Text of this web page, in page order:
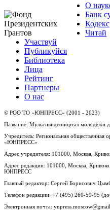
О
Банк
Кодекс
Читай
Участвуй
Публикуйся
Библиотека
Лица
Рейтинг
Партнеры
О нас
© РОО ТО «ЮНПРЕСС» (2001 - 2023)
Название: Мультивидеопортал
Учредитель: Региональная общественная
«ЮНПРЕСС»
Адрес учредителя: 101000, Москва,
Адрес редакции: 101000, Москва,
ЮНПРЕСС
Главный редактор: Сергей Борисович
Телефон редакции: +7 (495) 260-59-95
Электронная почта: